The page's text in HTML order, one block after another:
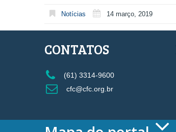
Notícias 14 março, 2019
CONTATOS
(61) 3314-9600
cfc@cfc.org.br